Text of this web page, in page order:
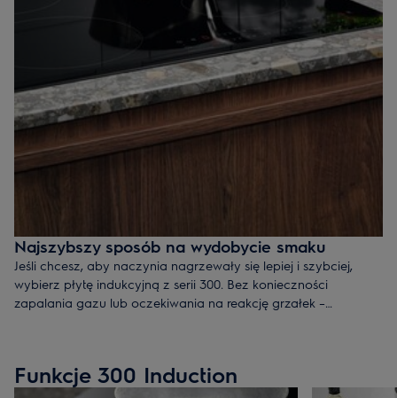
Najszybszy sposób na wydobycie smaku
Jeśli chcesz, aby naczynia nagrzewały się lepiej i szybciej,
wybierz płytę indukcyjną z serii 300. Bez konieczności
zapalania gazu lub oczekiwania na reakcję grzałek –
Funkcje 300 Induction